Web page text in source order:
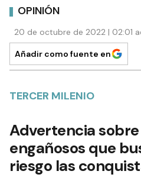
OPINIÓN
20 de octubre de 2022 | 02:01
Añadir como fuente en
TERCER MILENIO
Advertencia
engañosos que
riesgo las